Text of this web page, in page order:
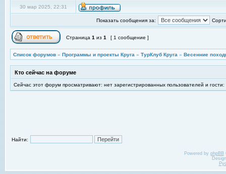
30 мар 2025, 22:31
Показать сообщения за:
Страница 1 из 1 [ 1 сообщение ]
Список форумов » Программы и проекты Круга » ТурКлуб Круга » Весенние
Кто сейчас на форуме
Сейчас этот форум просматривают: нет зарегистрированных пользователей и гости:
Найти:
Powered by phpBB